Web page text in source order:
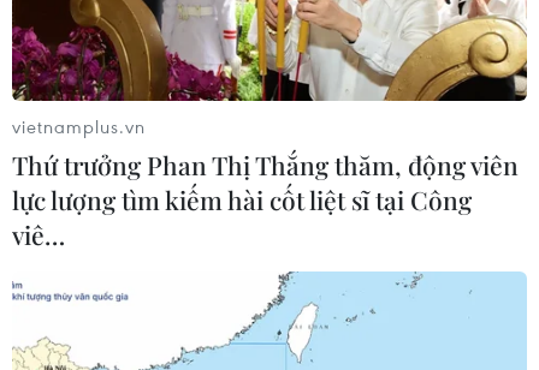
PSG thông báo Lionel Messi dương tính
với virus SARS-CoV-2
vietnamplus.vn
Thứ trưởng Phan Thị Thắng thăm, động viên
lực lượng tìm kiếm hài cốt liệt sĩ tại Công
viê…